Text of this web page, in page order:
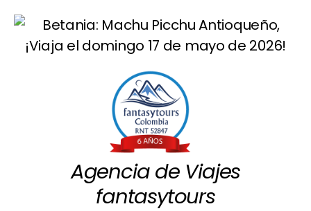
Agencia de Viajes
fantasytours